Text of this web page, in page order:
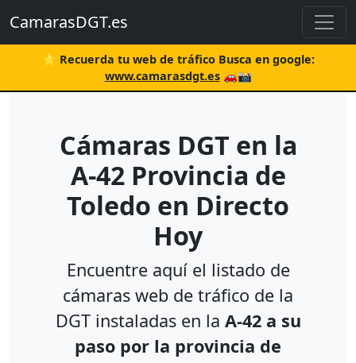
CamarasDGT.es
⭐ Recuerda tu web de tráfico Busca en google:
www.camarasdgt.es🚗📸
Cámaras DGT en la
A-42 Provincia de
Toledo en Directo
Hoy
Encuentre aquí el listado de
cámaras web de tráfico de la
DGT instaladas en la A-42 a su
paso por la provincia de